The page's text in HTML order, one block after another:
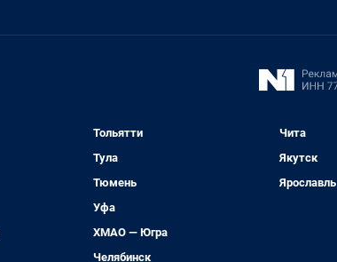
Тольятти
Тула
Тюмень
Уфа
ХМАО — Югра
Челябинск
Чита
Якутск
Ярославль